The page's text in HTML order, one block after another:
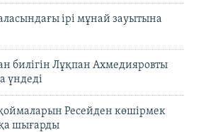
ірі мұнай зауытына
билігін Лұқпан Ахмедияровты
үндеді
Ресейден көшірмек
шығарды